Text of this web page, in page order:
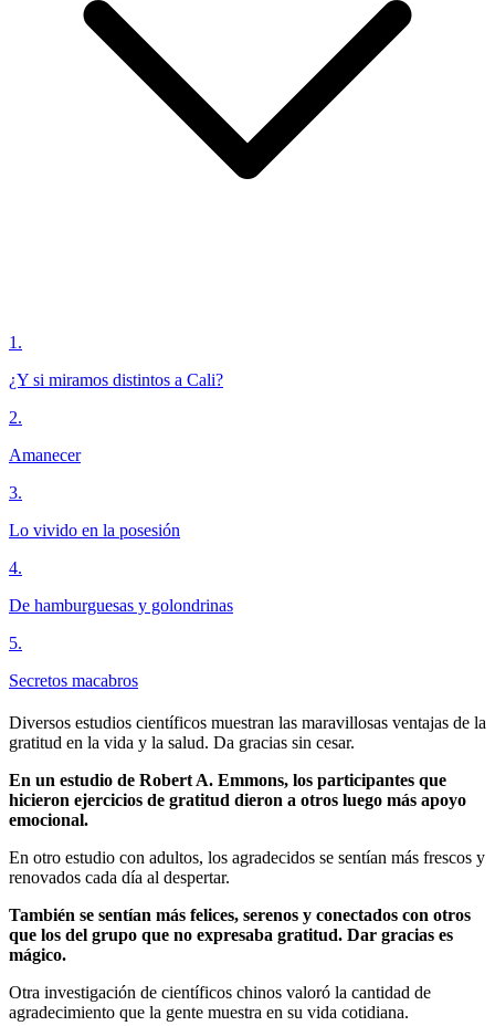
1 .
¿Y si miramos distintos a Cali?
2.
Amanecer
3.
Lo vivido en la posesión
4.
De hamburguesas y golondrinas
5.
Secretos macabros
Diversos estudios científicos muestran las maravillosas ventajas de la
gratitud en la vida y la salud. Da gracias sin cesar.
En un estudio de Robert A. Emmons, los participantes que
hicieron ejercicios de gratitud dieron a otros luego más apoyo
emocional.
En otro estudio con adultos, los agradecidos se sentían más frescos y
renovados cada día al despertar.
También se sentían más felices, serenos y conectados con otros
que los del grupo que no expresaba gratitud. Dar gracias es
mágico.
Otra investigación de científicos chinos valoró la cantidad de
agradecimiento que la gente muestra en su vida cotidiana.